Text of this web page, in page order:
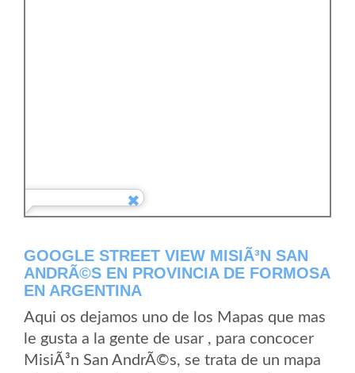
GOOGLE STREET VIEW MISIÃ³N SAN
ANDRÃ©S EN PROVINCIA DE FORMOSA
EN ARGENTINA
Aqui os dejamos uno de los Mapas que mas
le gusta a la gente de usar , para concocer
MisiÃ³n San AndrÃ©s, se trata de un mapa